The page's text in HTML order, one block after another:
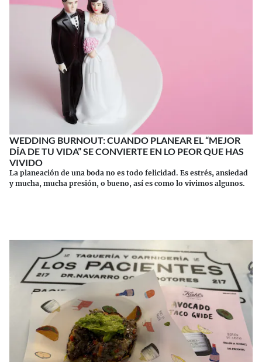
WEDDING BURNOUT: CUANDO PLANEAR EL “MEJOR
DÍA DE TU VIDA” SE CONVIERTE EN LO PEOR QUE HAS
VIVIDO
La planeación de una boda no es todo felicidad. Es estrés, ansiedad
y mucha, mucha presión, o bueno, así es como lo vivimos algunos.